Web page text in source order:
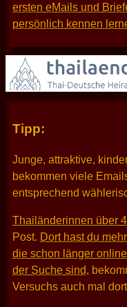
ersten eMails und
persönlich kennen
Tipp:
Junge, attraktive,
bekommen viele
entsprechend
Thailänderinnen über
Post. Dort hast du
die schon länger
der Suche sind,
Versuchs auch mal